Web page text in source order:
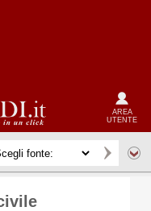
AREA
UTENTE